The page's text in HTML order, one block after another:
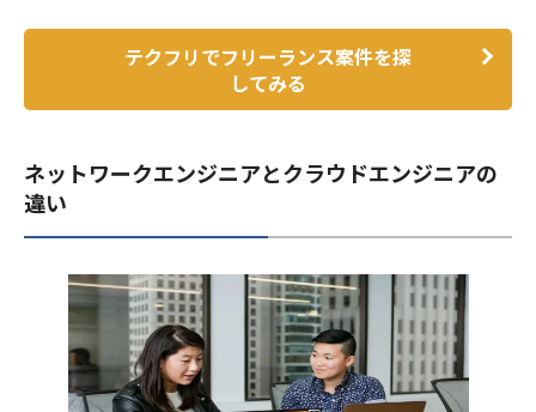
テクフリでフリーランス案件を探
してみる
ネットワークエンジニアとクラウドエンジニアの
違い